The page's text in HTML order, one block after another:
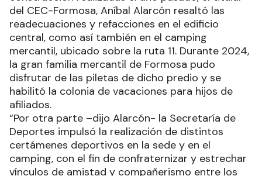
del CEC-Formosa, Aníbal Alarcón resaltó las
readecuaciones y refacciones en el edificio
central, como así también en el camping
mercantil, ubicado sobre la ruta 11. Durante 2024,
la gran familia mercantil de Formosa pudo
disfrutar de las piletas de dicho predio y se
habilitó la colonia de vacaciones para hijos de
afiliados.
“Por otra parte –dijo Alarcón- la Secretaría de
Deportes impulsó la realización de distintos
certámenes deportivos en la sede y en el
camping, con el fin de confraternizar y estrechar
vínculos de amistad y compañerismo entre los